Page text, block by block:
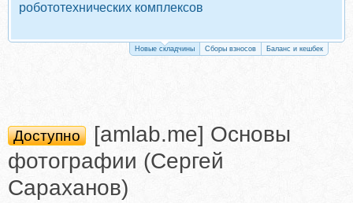
робототехнических комплексов
Новые складчины Сборы взносов Баланс и кешбек
Доступно
[amlab.me] Основы
фотографии (Сергей
Сараханов)